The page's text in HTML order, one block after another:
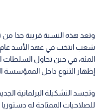
وتعد هذه النسبة قريبة جدا
المئة، في حين تحاول السلطات
إظهار التنوع داخل الممؤسسة
وتجسد التشكيلة البرلمانية
للصلاحيات الممتاحة له